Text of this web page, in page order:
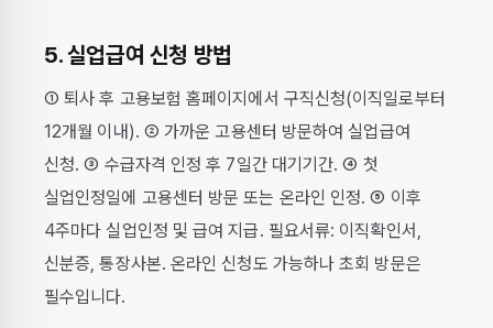
5. 실업급여 신청 방법
① 퇴사 후 고용보험 홈페이지에서 구직신청(이직일로부터
12개월 이내). ② 가까운 고용센터 방문하여 실업급여
신청. ③ 수급자격 인정 후 7일간 대기기간. ④ 첫
실업인정일에 고용센터 방문 또는 온라인 인정. ⑤ 이후
4주마다 실업인정 및 급여 지급. 필요서류: 이직확인서,
신분증, 통장사본. 온라인 신청도 가능하나 초회 방문은
필수입니다.